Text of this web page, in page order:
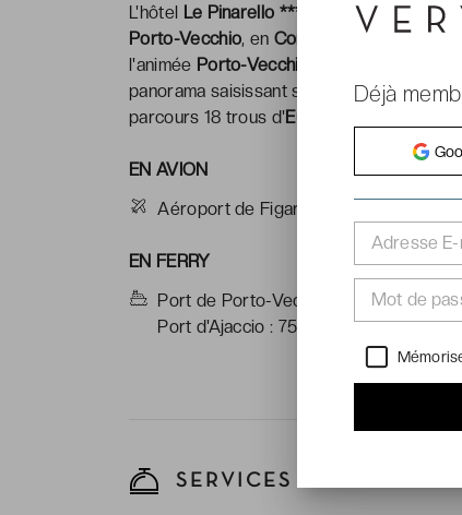
L'hôtel Le Pinarello **** est situé
Porto-Vecchio, en Corse du Sud - à
l'animée Porto-Vecchio
panorama saisissant sur le golfe, et du
parcours 18 trous d'Europe
EN AVION
Aéroport de Figari : 35 km
EN FERRY
Port de Porto-Vecchio : 20km
Port d'Ajaccio : 75km (liaisons depuis
SERVICES DE L’HÔTEL
Déjà
Adresse E-
Mot de